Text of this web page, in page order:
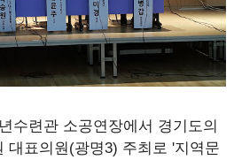
수련관 소공연장에서 경기도의
대표의원(광명3) 주최로 '지역문